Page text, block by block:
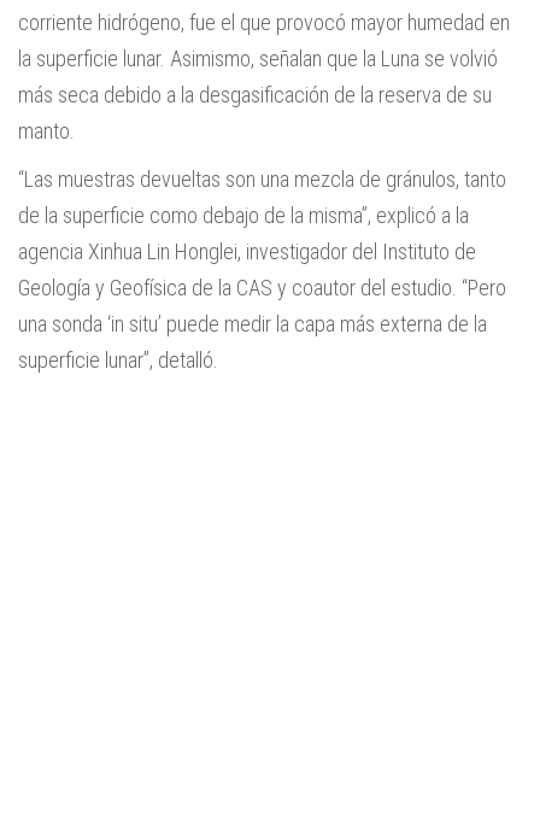
corriente hidrógeno, fue el que provocó mayor humedad en
la superficie lunar. Asimismo, señalan que la Luna se volvió
más seca debido a la desgasificación de la reserva de su
manto.
“Las muestras devueltas son una mezcla de gránulos, tanto
de la superficie como debajo de la misma”, explicó a la
agencia Xinhua Lin Honglei, investigador del Instituto de
Geología y Geofísica de la CAS y coautor del estudio. “Pero
una sonda ‘in situ’ puede medir la capa más externa de la
superficie lunar”, detalló.